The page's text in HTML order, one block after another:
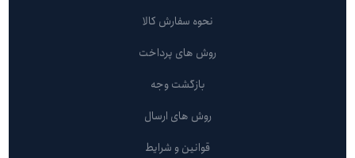
نحوه سفارش کالا
روش های پرداخت
بازگشت وجه
روش های ارسال
قوانین و شرایط